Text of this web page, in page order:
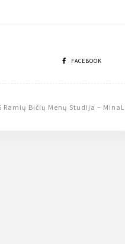
FACEBOOK
Ramių Bičių Menų Studija –